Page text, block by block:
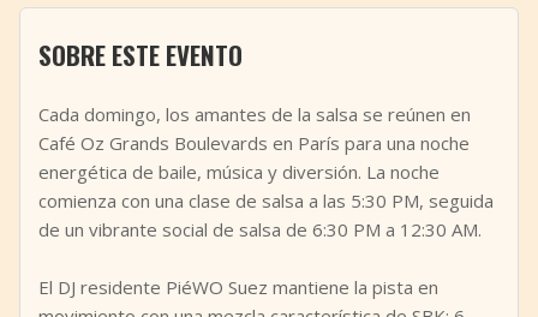
SOBRE ESTE EVENTO
Cada domingo, los amantes de la salsa se reúnen en
Café Oz Grands Boulevards en París para una noche
energética de baile, música y diversión. La noche
comienza con una clase de salsa a las 5:30 PM, seguida
de un vibrante social de salsa de 6:30 PM a 12:30 AM.
El DJ residente PiéWO Suez mantiene la pista en